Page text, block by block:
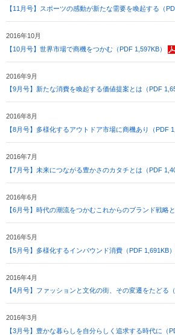
【11月号】スポーツの感動が新たな需要を喚起する（
2016年10月
【10月号】世界市場で商機をつかむ（PDF 1,597KB）
2016年9月
【9月号】新たな消費を喚起する価値提案とは（PDF
2016年8月
【8月号】多様化するアウトドア市場に商機あり（PDF
2016年7月
【7月号】未来につながる豊かさのカタチとは（PDF
2016年6月
【6月号】時代の潮流をつかむこれからのブランド戦略
2016年5月
【5月号】多様化するインバウンド消費（PDF 1,691KB）
2016年4月
【4月号】ファッションと文化の街、その変遷をたどる（
2016年3月
【3月号】豊かな暮らしを自分らしく追求する時代に（